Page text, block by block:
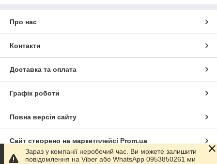
Про нас
Контакти
Доставка та оплата
Графік роботи
Повна версія сайту
Сайт створено на маркетплейсі Prom.ua
Зараз у компанії неробочий час. Ви можете залишити
повідомлення на Viber або WhatsApp 0953850261 ми